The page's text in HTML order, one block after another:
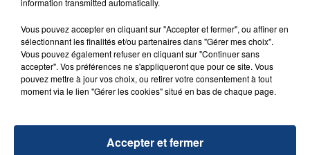
OPÉRER DE LA CHEVILLE RESSORT DE LA...
La famille a porté plainte contre la clinique qui a
reconnu sa responsabilité et présenté ses
excuses.
TITRES DIFFUSÉS
Vous pouvez accepter en cliquant sur "Accepter et fermer", ou affiner en
sélectionnant les finalités et/ou partenaires dans "Gérer mes choix".
Vous pouvez également refuser en cliquant sur "Continuer sans
accepter". Vos préférences ne s'appliqueront que pour ce site. Vous
pouvez mettre à jour vos choix, ou retirer votre consentement à tout
moment via le lien "Gérer les cookies" situé en bas de chaque page.
Accepter et fermer